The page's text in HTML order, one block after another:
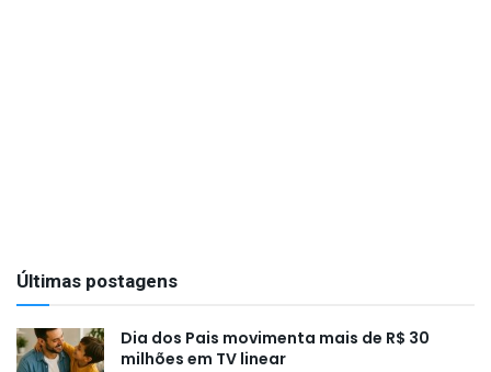
Últimas postagens
Dia dos Pais movimenta mais de R$ 30
milhões em TV linear